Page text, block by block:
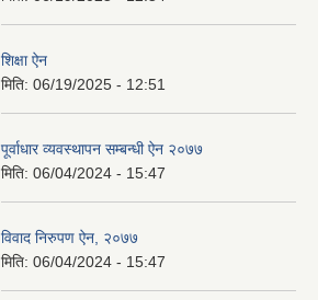
शिक्षा ऐन
मिति: 06/19/2025 - 12:51
पूर्वाधार व्यवस्थापन सम्बन्धी ऐन २०७७
मिति: 06/04/2024 - 15:47
विवाद निरुपण ऐन, २०७७
मिति: 06/04/2024 - 15:47